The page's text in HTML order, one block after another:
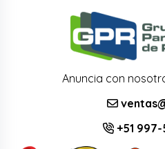
Anuncia con
+51